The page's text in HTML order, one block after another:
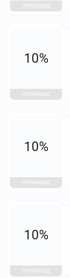
ПРОМОКОД
10%
ПРОМОКОД
10%
ПРОМОКОД
10%
ПРОМОКОД